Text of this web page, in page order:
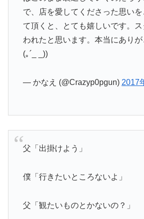
で、店を愛してくださった思い
て頂くと、とても嬉しいです。
われたと思います。本当にあり
(｡´_ _))
— かなえ (@Crazyp0pgun) 2017
父「出掛けよう」
僕「行きたいところないよ」
父「観たいものとかないの？」